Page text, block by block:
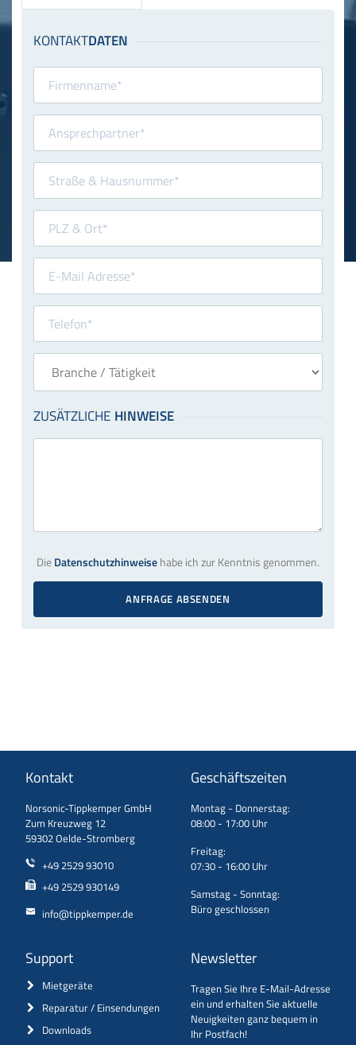
DieDatenschutzhinweisehabe ich zur Kenntnis genommen.
ANFRAGE ABSENDEN
Kontakt
Norsonic-Tippkemper GmbH
Zum Kreuzweg 12
59302 Oelde-Stromberg
+49 2529 93010
+49 2529 930149
info@tippkemper.de
Geschäftszeiten
Montag - Donnerstag:
08:00 - 17:00 Uhr
Freitag:
07:30 - 16:00 Uhr
Samstag - Sonntag:
Büro geschlossen
Support
Mietgeräte
Reparatur / Einsendungen
Downloads
Newsletter
Tragen Sie Ihre E-Mail-Adresse
ein und erhalten Sie aktuelle
Neuigkeiten ganz bequem in
Ihr Postfach!